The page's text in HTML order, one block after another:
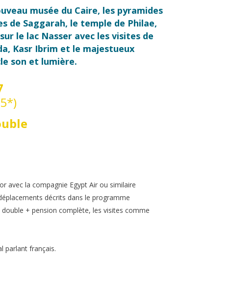
musée du Caire, les pyramides
de Saggarah, le temple de Philae,
sur le lac Nasser avec les visites de
Kasr Ibrim et le majestueux
son et lumière.
avec la compagnie Egypt Air ou similaire
décrits dans le programme
+ pension complète, les visites comme
parlant français.